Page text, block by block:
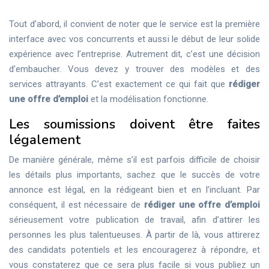
Tout d’abord, il convient de noter que le service est la première
interface avec vos concurrents et aussi le début de leur solide
expérience avec l’entreprise. Autrement dit, c’est une décision
d’embaucher. Vous devez y trouver des modèles et des
services attrayants. C’est exactement ce qui fait que rédiger
une offre d’emploi et la modélisation fonctionne.
Les soumissions doivent être faites
légalement
De manière générale, même s’il est parfois difficile de choisir
les détails plus importants, sachez que le succès de votre
annonce est légal, en la rédigeant bien et en l’incluant. Par
conséquent, il est nécessaire de rédiger une offre d’emploi
sérieusement votre publication de travail, afin d’attirer les
personnes les plus talentueuses. À partir de là, vous attirerez
des candidats potentiels et les encouragerez à répondre, et
vous constaterez que ce sera plus facile si vous publiez un